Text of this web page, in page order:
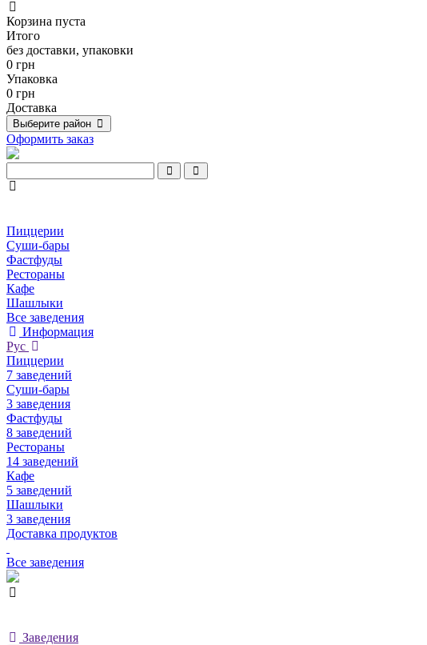
Корзина пуста
Итого
без доставки, упаковки
0 грн
Упаковка
0 грн
Доставка
Выберите район
Оформить заказ
Пиццерии
Суши-бары
Фастфуды
Рестораны
Кафе
Шашлыки
Все заведения
Информация
Рус
Пиццерии
7 заведений
Суши-бары
3 заведения
Фастфуды
8 заведений
Рестораны
14 заведений
Кафе
5 заведений
Шашлыки
3 заведения
Доставка продуктов
Все заведения
Заведения